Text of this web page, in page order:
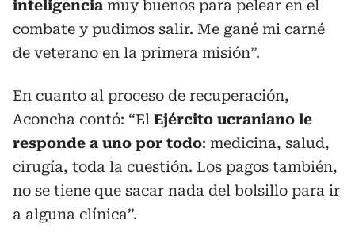
inteligencia muy buenos para pelear en el
combate y pudimos salir. Me gané mi carné
de veterano en la primera misión”.
En cuanto al proceso de recuperación,
Aconcha contó: “El Ejército ucraniano le
responde a uno por todo: medicina, salud,
cirugía, toda la cuestión. Los pagos también,
no se tiene que sacar nada del bolsillo para ir
a alguna clínica”.